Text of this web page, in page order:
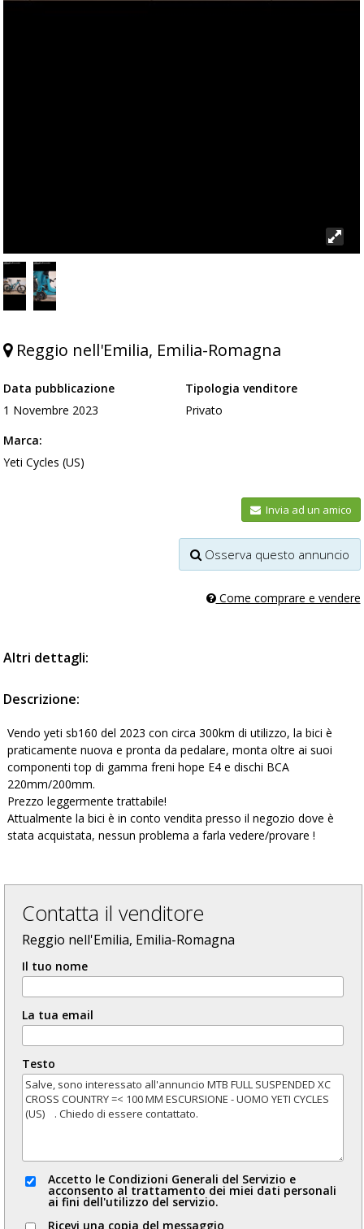
Reggio nell'Emilia, Emilia-Romagna
Data pubblicazione
1 Novembre 2023
Tipologia venditore
Privato
Marca:
Yeti Cycles (US)
Invia ad un amico
Osserva questo annuncio
Come comprare e vendere
Altri dettagli:
Descrizione:
Vendo yeti sb160 del 2023 con circa 300km di utilizzo, la bici è
praticamente nuova e pronta da pedalare, monta oltre ai suoi
componenti top di gamma freni hope E4 e dischi BCA
220mm/200mm.
Prezzo leggermente trattabile!
Attualmente la bici è in conto vendita presso il negozio dove è
stata acquistata, nessun problema a farla vedere/provare !
Contatta il venditore
Reggio nell'Emilia, Emilia-Romagna
Il tuo nome
La tua email
Testo
Accetto le Condizioni Generali del Servizio e
acconsento al trattamento dei miei dati personali
ai fini dell'utilizzo del servizio.
Ricevi una copia del messaggio